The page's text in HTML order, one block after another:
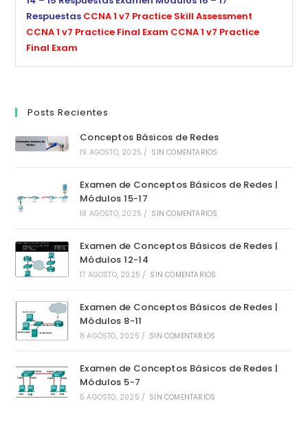
Respuestas CCNA 1 v7 Practice Skill Assessment
CCNA 1 v7 Practice Final Exam CCNA 1 v7 Practice
Final Exam
Posts Recientes
Conceptos Básicos de Redes
19 AGOSTO, 2025 / SIN COMENTARIOS
Examen de Conceptos Básicos de Redes |
Módulos 15-17
18 AGOSTO, 2025 / SIN COMENTARIOS
Examen de Conceptos Básicos de Redes |
Módulos 12-14
17 AGOSTO, 2025 / SIN COMENTARIOS
Examen de Conceptos Básicos de Redes |
Módulos 8-11
8 AGOSTO, 2025 / SIN COMENTARIOS
Examen de Conceptos Básicos de Redes |
Módulos 5-7
5 AGOSTO, 2025 / SIN COMENTARIOS